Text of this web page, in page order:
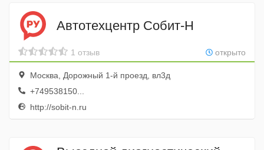
Автотехцентр Собит-Н
открыто
1 отзыв
Москва, Дорожный 1-й проезд, вл3д
+749538150...
http://sobit-n.ru